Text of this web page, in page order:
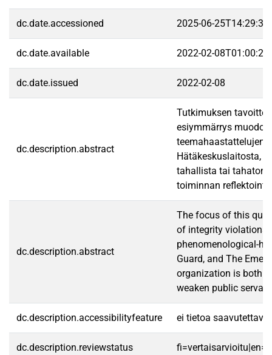
dc.date.accessioned 2025-06-
dc.date.available 2022-02-
dc.date.issued 2022-02-08
dc.description.abstract
Tutkimuksen
esiymmärrys
teemahaastattelujen
Hätäkeskuslaitosta,
tahallista tai
toiminnan reflektointi
dc.description.abstract
The focus of this
of integrity violations
phenomenological-
Guard, and The
organization is both
weaken public
dc.description.accessibilityfeature ei tietoa
dc.description.reviewstatus